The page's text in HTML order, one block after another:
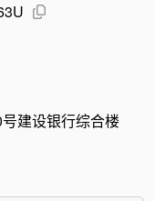
建设银行综合楼